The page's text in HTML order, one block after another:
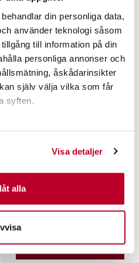
behandlar din personliga data,
använder teknologi såsom
till information på din
personliga annonser och
åskådarinsikter
själv välja vilka som får
syften.
att aktivt skanna den för
personliga uppgifter
ditt samtycke när som
Visa detaljer
alla
Daiwa 23 Ninja 23 LT
579,00 krTidigare pris:
779,00 kr
779,00 kr
LÄGG I VARUKORGEN